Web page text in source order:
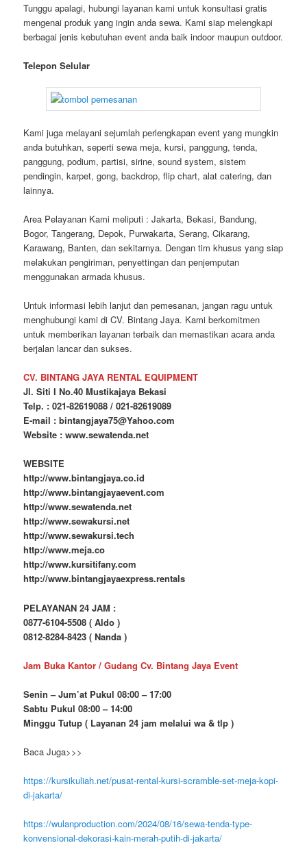
Tunggu apalagi, hubungi layanan kami untuk konsultasi gratis
mengenai produk yang ingin anda sewa. Kami siap melengkapi
berbagai jenis kebutuhan event anda baik indoor maupun outdoor.
Telepon Selular
Kami juga melayani sejumlah perlengkapan event yang mungkin
anda butuhkan, seperti sewa meja, kursi, panggung, tenda,
panggung, podium, partisi, sirine, sound system, sistem
pendingin, karpet, gong, backdrop, flip chart, alat catering, dan
lainnya.
Area Pelayanan Kami meliputi : Jakarta, Bekasi, Bandung,
Bogor, Tangerang, Depok, Purwakarta, Serang, Cikarang,
Karawang, Banten, dan sekitarnya. Dengan tim khusus yang siap
melakukan pengiriman, penyettingan dan penjemputan
menggunakan armada khusus.
Untuk informasi lebih lanjut dan pemesanan, jangan ragu untuk
menghubungi kami di CV. Bintang Jaya. Kami berkomitmen
untuk memberikan layanan terbaik dan memastikan acara anda
berjalan lancar dan sukses.
CV. BINTANG JAYA RENTAL EQUIPMENT
Jl. Siti I No.40 Mustikajaya Bekasi
Telp. : 021-82619088 / 021-82619089
E-mail : bintangjaya75@Yahoo.com
Website : www.sewatenda.net
WEBSITE
http://www.bintangjaya.co.id
http://www.bintangjayaevent.com
http://www.sewatenda.net
http://www.sewakursi.net
http://www.sewakursi.tech
http://www.meja.co
http://www.kursitifany.com
http://www.bintangjayaexpress.rentals
PELAYANAN 24 JAM :
0877-6104-5508 ( Aldo )
0812-8284-8423 ( Nanda )
Jam Buka Kantor / Gudang Cv. Bintang Jaya Event
Senin – Jum’at Pukul 08:00 – 17:00
Sabtu Pukul 08:00 – 14:00
Minggu Tutup ( Layanan 24 jam melalui wa & tlp )
Baca Juga>>>
https://kursikuliah.net/pusat-rental-kursi-scramble-set-meja-kopi-
di-jakarta/
https://wulanproduction.com/2024/08/16/sewa-tenda-type-
konvensional-dekorasi-kain-merah-putih-di-jakarta/